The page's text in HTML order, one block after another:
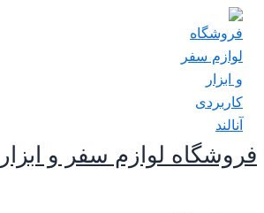
پرش
محتوا
فروشگاه لوازم سفر و ابزار